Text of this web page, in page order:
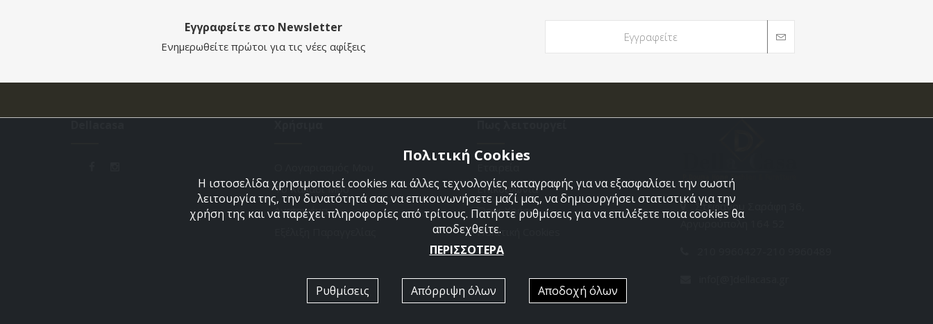
Εγγραφείτε στο Newsletter
Ενημερωθείτε πρώτοι για τις νέες αφίξεις
Το Καλάθι Μου
Αγαπημένα
Επικοινωνια
Όροι Χρήσης
Πολιτική Cookies
Στεφάνου Σαράφη 36,
Πολιτική Cookies
Η ιστοσελίδα χρησιμοποιεί cookies και άλλες τεχνολογίες καταγραφής για να εξασφαλίσει την σωστή
λειτουργία της, την δυνατότητά σας να επικοινωνήσετε μαζί μας, να δημιουργήσει στατιστικά για την
χρήση της και να παρέχει πληροφορίες από τρίτους. Πατήστε ρυθμίσεις για να επιλέξετε ποια cookies θα
αποδεχθείτε.
ΠΕΡΙΣΣΟΤΕΡΑ
Ρυθμίσεις Απόρριψη όλων Αποδοχή όλων